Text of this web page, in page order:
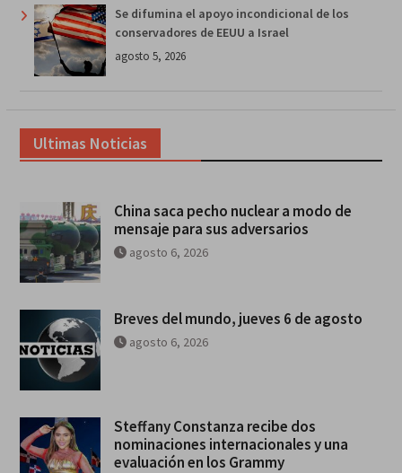
Se difumina el apoyo incondicional de los
conservadores de EEUU a Israel
agosto 5, 2026
Ultimas Noticias
China saca pecho nuclear a modo de
mensaje para sus adversarios
agosto 6, 2026
Breves del mundo, jueves 6 de agosto
agosto 6, 2026
Steffany Constanza recibe dos
nominaciones internacionales y una
evaluación en los Grammy